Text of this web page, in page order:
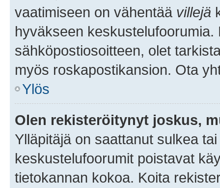
vaatimiseen on vähentää villejä
hyväkseen
sähköpostiosoitteen, olet
myös roskapostikansion. Ota
Ylös
Olen rekisteröitynyt joskus,
Ylläpitäjä on saattanut sulkea
keskustelufoorumit poistavat
tietokannan kokoa. Koita